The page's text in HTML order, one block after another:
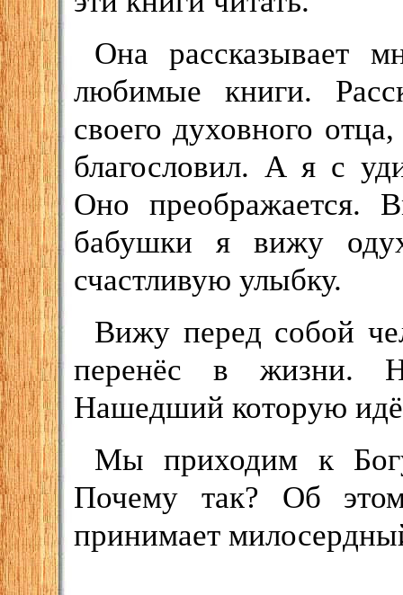
Она рассказывает
любимые книги.
своего духовного
благословил. А я с
Оно преображается.
бабушки я вижу
счастливую улыбку.
Вижу перед собой
перенёс в жизни.
Нашедший которую
Мы приходим к
Почему так? Об
принимает